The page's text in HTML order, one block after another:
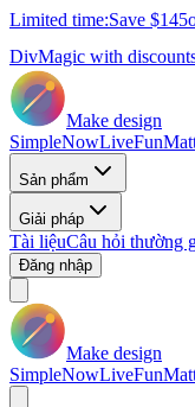
Limited time:Save $145
DivMagic with
Make design
SimpleNowLiveFun
Sản phẩm
Giải pháp
Tài liệuCâu hỏi thường
Đăng nhập
Make design
SimpleNowLiveFun